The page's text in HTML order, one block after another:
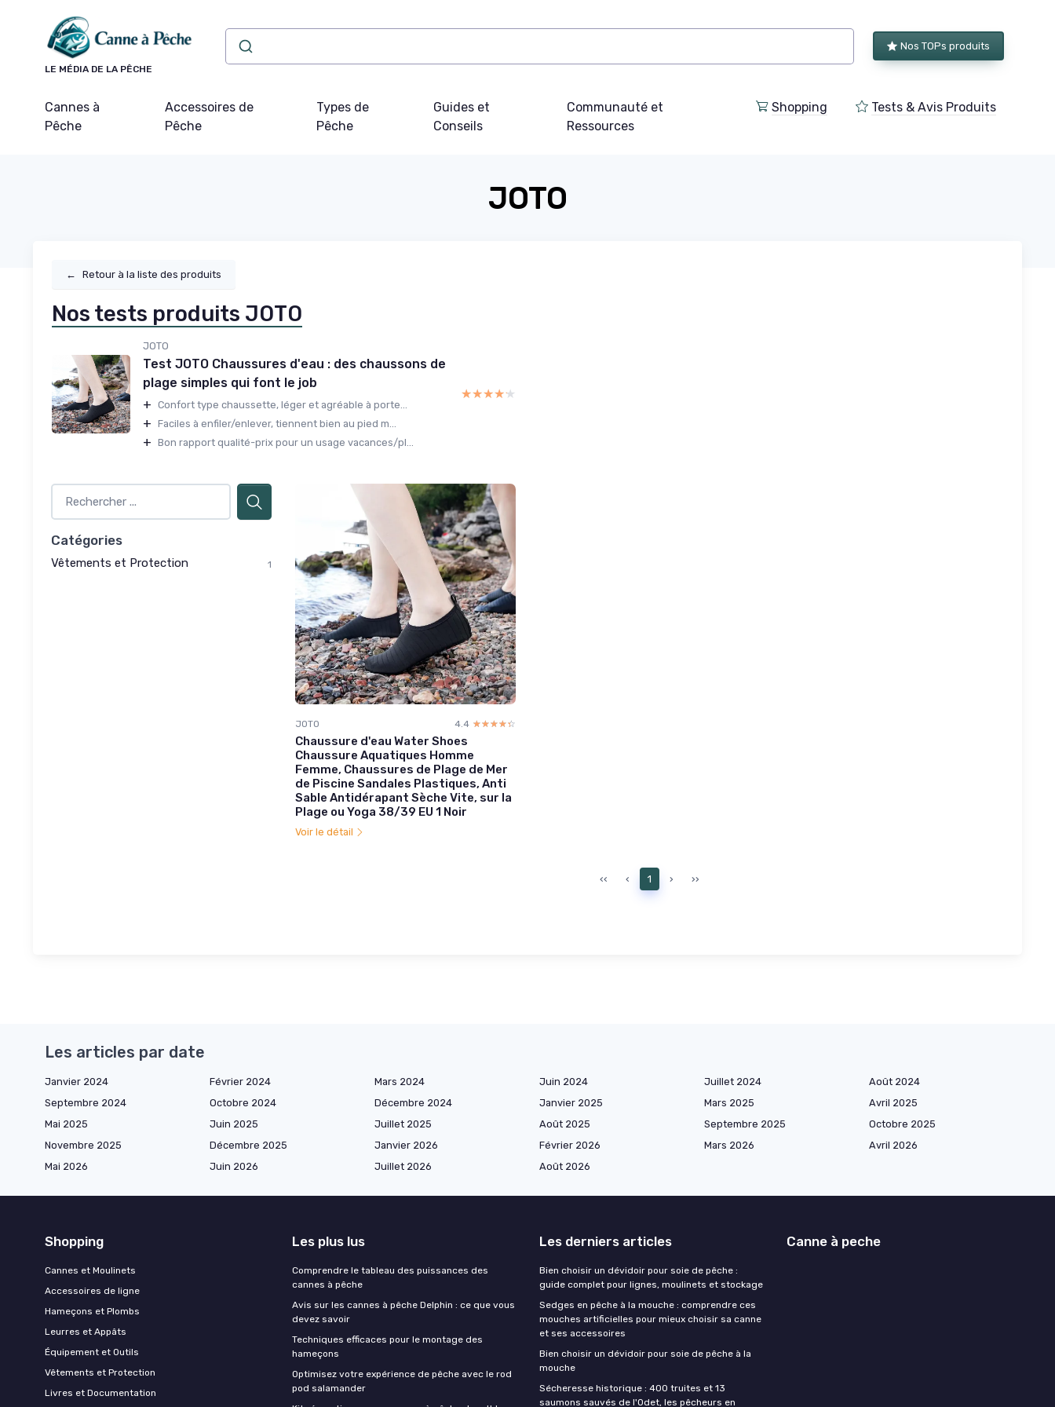
LE MÉDIA DE LA PÊCHE
Nos TOPs produits
Cannes à
Pêche
Accessoires de
Pêche
Types de
Pêche
Guides et
Conseils
Communauté et
Ressources
Shopping Tests & Avis Produits
JOTO
← Retour à la liste des produits
Nos tests produits JOTO
JOTO
Test JOTO Chaussures d'eau : des chaussons de
plage simples qui font le job
+ Confort type chaussette, léger et agréable à porte...
+ Faciles à enfiler/enlever, tiennent bien au pied m...
+ Bon rapport qualité-prix pour un usage vacances/pl...
★★★★★
★★★★★
Catégories
Vêtements et Protection 1
JOTO 4.4 ☆☆☆☆☆
★★★★★
Chaussure d'eau Water Shoes
Chaussure Aquatiques Homme
Femme, Chaussures de Plage de Mer
de Piscine Sandales Plastiques, Anti
Sable Antidérapant Sèche Vite, sur la
Plage ou Yoga 38/39 EU 1 Noir
Voir le détail
‹‹ ‹ 1 › ››
Les articles par date
Janvier 2024 Février 2024 Mars 2024 Juin 2024 Juillet 2024
Août 2024
Septembre 2024
Octobre 2024 Décembre 2024 Janvier 2025 Mars 2025
Avril 2025
Mai 2025
Juin 2025 Juillet 2025 Août 2025 Septembre 2025
Octobre 2025
Novembre 2025
Décembre 2025 Janvier 2026 Février 2026 Mars 2026
Avril 2026
Mai 2026
Juin 2026 Juillet 2026 Août 2026
Shopping
Cannes et Moulinets
Accessoires de ligne
Hameçons et Plombs
Leurres et Appâts
Équipement et Outils
Vêtements et Protection
Livres et Documentation
Les plus lus
Comprendre le tableau des puissances des
cannes à pêche
Avis sur les cannes à pêche Delphin : ce que vous
devez savoir
Techniques efficaces pour le montage des
hameçons
Optimisez votre expérience de pêche avec le rod
pod salamander
Les derniers articles
Bien choisir un dévidoir pour soie de pêche :
guide complet pour lignes, moulinets et stockage
Sedges en pêche à la mouche : comprendre ces
mouches artificielles pour mieux choisir sa canne
et ses accessoires
Bien choisir un dévidoir pour soie de pêche à la
mouche
Sécheresse historique : 400 truites et 13
saumons sauvés de l'Odet, les pêcheurs en
Canne à peche